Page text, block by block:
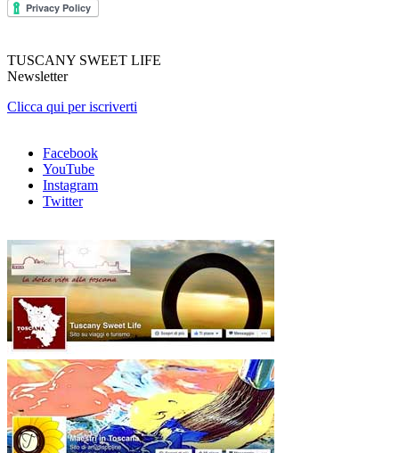
TUSCANY SWEET LIFE
Newsletter
Clicca qui per iscriverti
Facebook
YouTube
Instagram
Twitter